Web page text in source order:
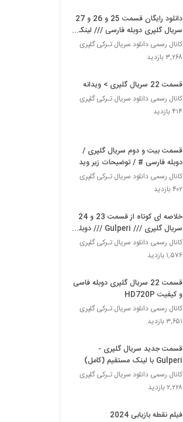
دانلود رایگان قسمت 25 و 26 و 27
سریال گلپری دوبله فارسی /// لینک
در توضیحات
کانال رسمی دانلود سریال تـرکی گلپری
۳,۲۶۸ بازدید
قسمت 22 سریال گلپری > ویدانه
کانال رسمی دانلود سریال تـرکی گلپری
۴۱۴ بازدید
قسمت بیت و دوم سریال گلپری /
دوبله فارسی # / توضیحات زیر ویدیو
کانال رسمی دانلود سریال تـرکی گلپری
۴۰۲ بازدید
خلاصه ای کوتاه از قسمت 23 و 24
سریال گلپری /// Gulperi /// دوبله
فارسی
کانال رسمی دانلود سریال تـرکی گلپری
۱,۵۷۶ بازدید
قسمت 22 سریال گلپری دوبله فاسی
و کیفیت HD720P
کانال رسمی دانلود سریال تـرکی گلپری
۳,۶۵۱ بازدید
قسمت جدید سریال گلپری -
Gulperi با لینک مستقیم (کامل)
کانال رسمی دانلود سریال تـرکی گلپری
۲,۲۲۸ بازدید
فیلم نقطه بازیابی 2024